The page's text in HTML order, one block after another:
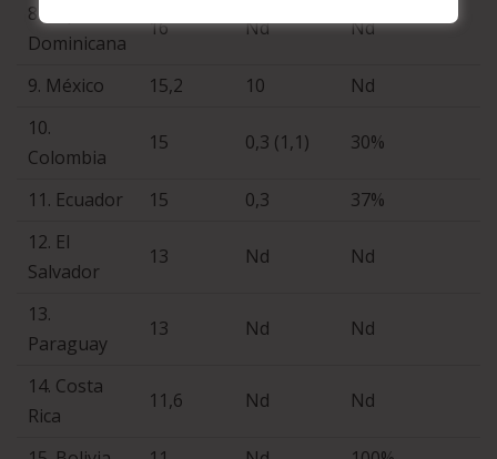
8. República
Dominicana
16 Nd Nd
9. México 15,2 10
Nd
10.
Colombia
15 0,3 (1,1) 30%
11. Ecuador 15 0,3
37%
12. El
Salvador
13 Nd Nd
13.
Paraguay
13 Nd Nd
14. Costa
Rica
11,6 Nd Nd